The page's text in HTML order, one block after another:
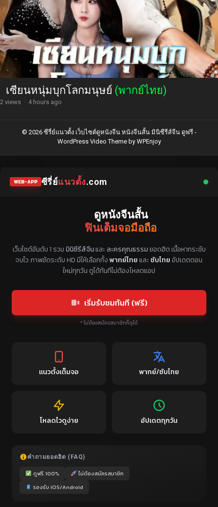
เซียนหนุ่มบุกโลกมนุษย์ (พากย์ไทย)
2 views · 4 hours ago
© 2026 ซีรี่ย์แนวตั้ง เว็บไซต์ดูหนังจีน หนังจีนสั้น มินิซีรีส์จีน ดูฟรี -
WordPress Video Themeby WPEnjoy
WEB-APP ซีรี่ย์แนวตั้ง.com
ดูหนังจีนสั้น
ฟินเต็มจอมือถือ
เว็บไซต์อันดับ 1 รวม มินิซีรีส์จีนและ ละครคุณธรรมยอดฮิต เนื้อหากระชับ
จบไว ภาพชัดระดับ HD มีให้เลือกทั้งพากย์ไทยและ ซับไทยอัปเดตตอน
ใหม่ทุกวัน ดูได้ทันทีไม่ต้องโหลดแอป
เริ่มรับชมทันที (ฟรี)
* ไม่ต้องสมัครสมาชิกก็ดูได้
แนวตั้งเต็มจอ พากย์/ซับไทย
โหลดไวดูง่าย อัปเดตทุกวัน
คำถามยอดฮิต (FAQ)
ดูฟรี 100%
ไม่ต้องสมัครสมาชิก
รองรับ iOS/Android